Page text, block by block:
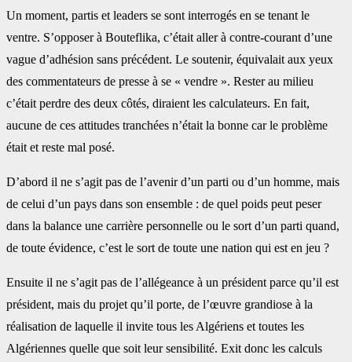
Un moment, partis et leaders se sont interrogés en se tenant le
ventre. S’opposer à Bouteflika, c’était aller à contre-courant d’une
vague d’adhésion sans précédent. Le soutenir, équivalait aux yeux
des commentateurs de presse à se « vendre ». Rester au milieu
c’était perdre des deux côtés, diraient les calculateurs. En fait,
aucune de ces attitudes tranchées n’était la bonne car le problème
était et reste mal posé.
D’abord il ne s’agit pas de l’avenir d’un parti ou d’un homme, mais
de celui d’un pays dans son ensemble : de quel poids peut peser
dans la balance une carrière personnelle ou le sort d’un parti quand,
de toute évidence, c’est le sort de toute une nation qui est en jeu ?
Ensuite il ne s’agit pas de l’allégeance à un président parce qu’il est
président, mais du projet qu’il porte, de l’œuvre grandiose à la
réalisation de laquelle il invite tous les Algériens et toutes les
Algériennes quelle que soit leur sensibilité. Exit donc les calculs